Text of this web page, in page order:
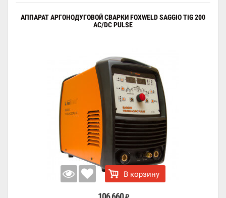
АППАРАТ АРГОНОДУГОВОЙ СВАРКИ FOXWELD SAGGIO TIG 200
AC/DC PULSE
В корзину
₽